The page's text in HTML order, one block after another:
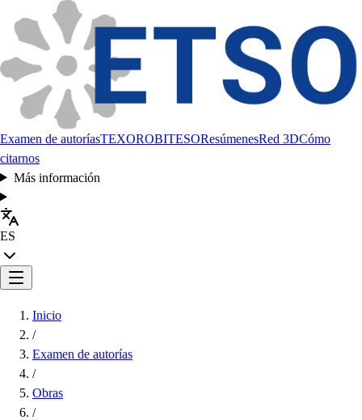
Examen de autoríasTEXOROBITESOResúmenesRed 3DCómo
citarnos
Más información
ES
Inicio
/
Examen de autorías
/
Obras
/